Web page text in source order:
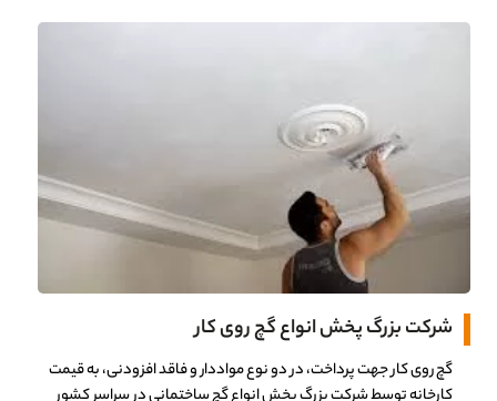
شرکت بزرگ پخش انواع گچ روی کار
گچ روی کار جهت پرداخت، در دو نوع مواددار و فاقد افزودنی، به قیمت